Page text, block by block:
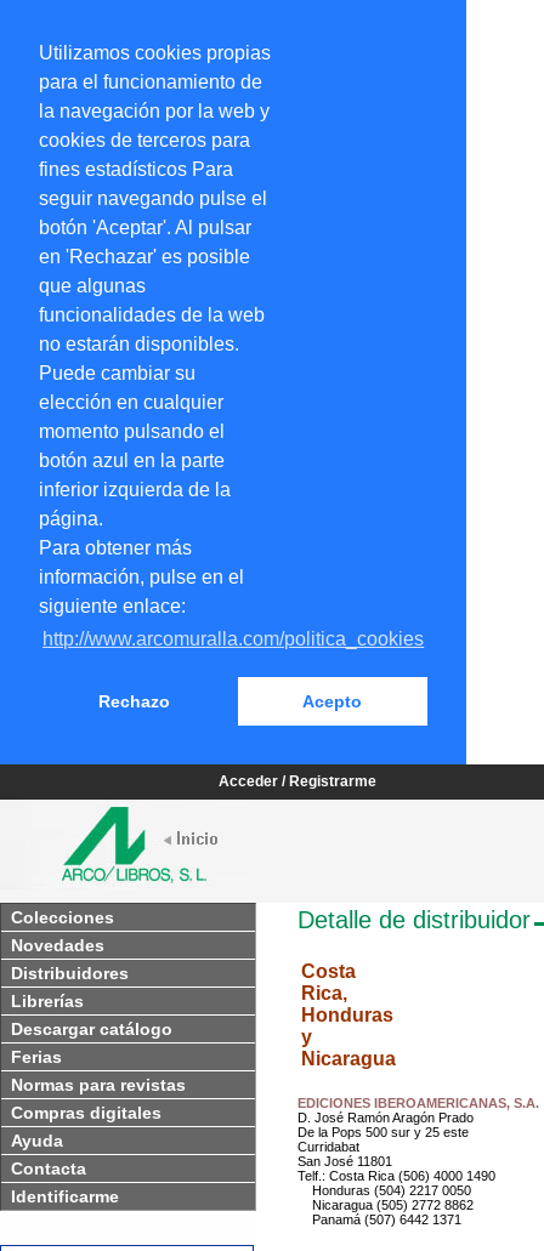
Utilizamos cookies propias
para el funcionamiento de
la navegación por la web y
cookies de terceros para
fines estadísticos Para
seguir navegando pulse el
botón 'Aceptar'. Al pulsar
en 'Rechazar' es posible
que algunas
funcionalidades de la web
no estarán disponibles.
Puede cambiar su
elección en cualquier
momento pulsando el
botón azul en la parte
inferior izquierda de la
página.
Para obtener más
información, pulse en el
siguiente enlace:
http://www.arcomuralla.com/politica_cookies
Rechazo Acepto
Acceder / Registrarme
Colecciones
Novedades
Distribuidores
Librerías
Descargar catálogo
Ferias
Normas para revistas
Compras digitales
Ayuda
Contacta
Identificarme
Detalle de distribuidor
Costa
Rica,
Honduras
y
Nicaragua
EDICIONES IBEROAMERICANAS, S.A.
D. José Ramón Aragón Prado
De la Pops 500 sur y 25 este
Curridabat
San José 11801
Telf.: Costa Rica (506) 4000 1490
Honduras (504) 2217 0050
Nicaragua (505) 2772 8862
Panamá (507) 6442 1371